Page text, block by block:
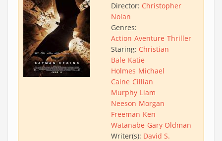
Director: Christopher
Nolan
Genres:
Action Aventure Thriller
Staring: Christian
Bale Katie
Holmes Michael
Caine Cillian
Murphy Liam
Neeson Morgan
Freeman Ken
Watanabe Gary Oldman
Writer(s): David S.